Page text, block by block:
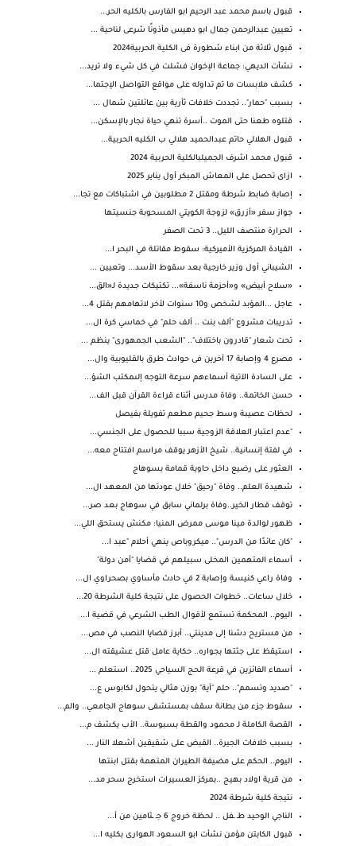
قبول باسم محمد عبد الرحيم ابو الفارس بالكليه الحر...
تعيين عبدالرحمن جمال ابو دهيس مأذونًا شرعى لناحية ...
قبول ثلاثة من ابناء شطورة فى الكلية الحربية2024
نشأت الديهي: جماعة الإخوان فشلت في كل شيء ولا تريد...
كشف ملابسات ما تم تداوله على مواقع التواصل الإجتما...
بسبب "حمار".. تجددت خلافات ثأرية بين عائلتين شمال ...
قتلوه طعنا حتى الموت ..أسرة تنهي حياة نجار بالإسكن...
قبول الهلالي حاتم عبدالحميد هلالي ب الكليه الحربية...
قبول محمد اشرف الجميلبالكلية الحربية 2024
ازاى تحصل على المعاش المبكر أول يناير 2025
إصابة ضابط شرطة ومقتل 2 مطلوبين في اشتباكات مع تجا...
جواز سفر «أزرق» لزوجة الكويتي المسحوبة جنسيتها
الحرارة منتصف الليل.. 3 تحت الصفر
القيادة المركزية الأميركية: سقوط مقاتلة في البحر ا...
الشيباني أول وزير خارجية بعد سقوط الأسد... وتعيين ...
«سلاح أبيض» و«أحزمة ناسفة»... تكتيكات جديدة لـ«الق...
عاجل ...المؤبد لشخص و10 سنوات لأخر لاتهامهم بقتل 4...
تدريبات مشروع "ألف بنت .. ألف حلم" في خماسي كرة ال...
تحت شعار "قادرون باختلاف".. "الشعب الجمهورى" ينظم ...
مصرع 4 وإصابة 17 آخرين فى حوادث طرق بالقليوبية وال...
على السادة الآتية أسماءهم سرعة التوجه إلىمكتب الشؤ...
حسن الخاتمة.. وفاة مدرس أثناء قراءة القرآن قبل الف...
لحظات عصيبة وسط جحيم مطعم تفويلة بفيصل
"عدم اعتبار العلاقة الزوجية سببا للحصول على الجنسي...
في لفتة إنسانية.. شيخ الأزهر يوقف مراسم افتتاح معه...
العثور على رضيع داخل حاوية قمامة بسوهاج
شهيدة العلم.. وفاة "رحيق" خلال عودتها من المعهد ال...
توقف قطار الخير..وفاة برلماني سابق في سوهاج بعد صر...
ظهور لوالدة مينا موسى ممرض المنيا: مكنش يستحق اللي...
"كان عائدًا من الدرس".. ميكروباص ينهي أحلام "عبد ا...
أسماء المتهمين المخلى سبيلهم في قضايا "أمن دولة"
وفاة راعي كنيسة وإصابة 2 في حادث مأساوي بصحراوي ال...
خلال ساعات.. خطوات الحصول على نتيجة كلية الشرطة 20...
اليوم.. المحكمة تستمع لأقوال الطب الشرعي في قضية ا...
من مستريح دشنا إلى مدينتي.. أبرز قضايا النصب في مص...
استيقظ على جثتها بجواره.. حكاية عامل قتل عشيقته ال...
أسماء الفائزين في قرعة الحج السياحي 2025.. استعلم ...
"صديد وتسمم".. حلم "آية" بوزن مثالي يتحول لكابوس ع...
سقوط جزء من بطانة سقف بمستشفى سوهاج الجامعي.. والم...
القصة الكاملة لـ محمود والقطة بسبوسة.. الأب يكشف م...
بسبب خلافات الجيرة.. القبض على شقيقين أشعلا النار ...
اليوم.. الحكم على مضيفة الطيران المتهمة بقتل ابنتها
من قرية اولاد بهيج ..بمركز العسيرات استخرج سحر مد...
نتيجة كلية شرطة 2024
الناجي الوحيد طـ ـفل .. لحظة خروج 6 جـ ـثامين من أ...
قبول الكابتن مؤمن نشأت ابو السعود الهوارى بكليه ا...